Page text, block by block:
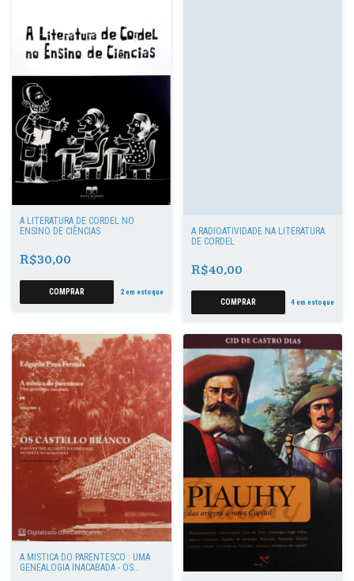
A LITERATURA DE CORDEL NO
ENSINO DE CIÊNCIAS
R$30,00
2em estoque
A RADIOATIVIDADE NA LITERATURA
DE CORDEL
R$40,00
4 em estoque
A MISTICA DO PARENTESCO : UMA
GENEALOGIA INACABADA - OS